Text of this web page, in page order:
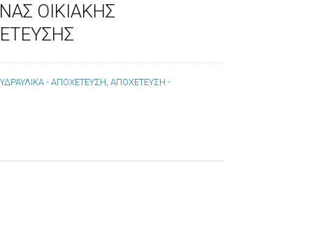
ΟΙΚΙΑΚΗΣ
ΥΔΡΑΥΛΙΚΑ - ΑΠΟΧΕΤΕΥΣΗ,ΑΠΟΧΕΤΕΥΣΗ -